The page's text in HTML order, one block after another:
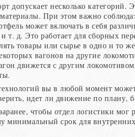
допускает несколько категорий.
При этом важно
может включать в себя
д. Это работает для сборных
товары или сырье в одно и то
вагонов на другие
движется с другим
вы в любой момент
идет ли движение по плану,
чтобы отдел логистики мог
минимальный срок для